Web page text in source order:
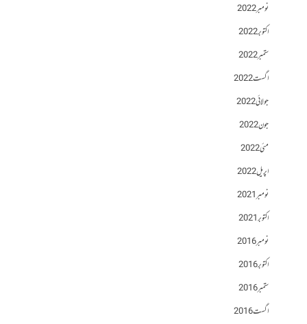
نومبر 2022
اکتوبر 2022
ستمبر 2022
اگست 2022
جولائی 2022
جون 2022
مئی 2022
اپریل 2022
نومبر 2021
اکتوبر 2021
نومبر 2016
اکتوبر 2016
ستمبر 2016
اگست 2016